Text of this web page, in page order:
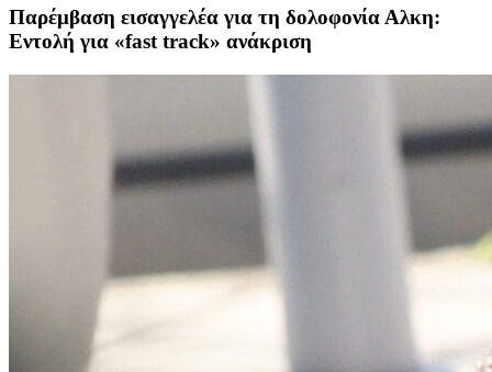
Παρέμβαση εισαγγελέα για τη δολοφονία Αλκη:
Εντολή για «fast track» ανάκριση